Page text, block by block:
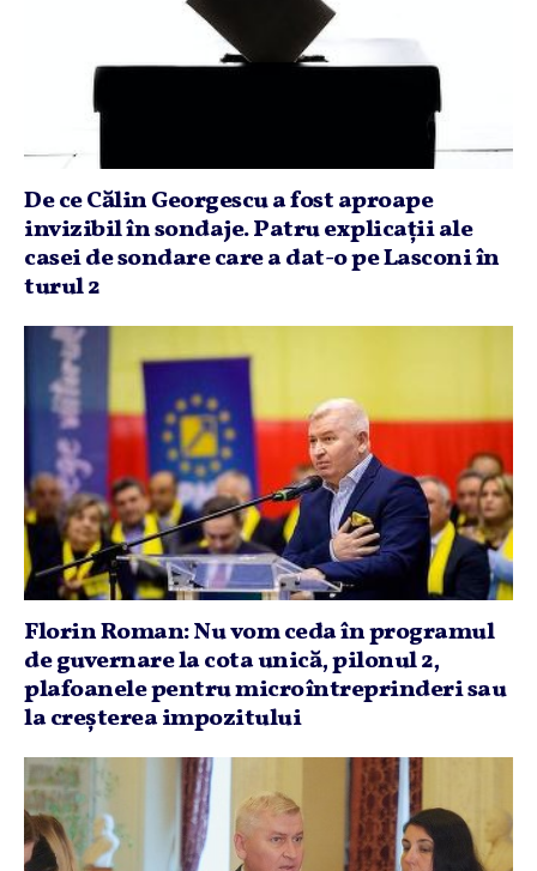
De ce Călin Georgescu a fost aproape
invizibil în sondaje. Patru explicaţii ale
casei de sondare care a dat-o pe Lasconi în
turul 2
Florin Roman: Nu vom ceda în programul
de guvernare la cota unică, pilonul 2,
plafoanele pentru microîntreprinderi sau
la creşterea impozitului